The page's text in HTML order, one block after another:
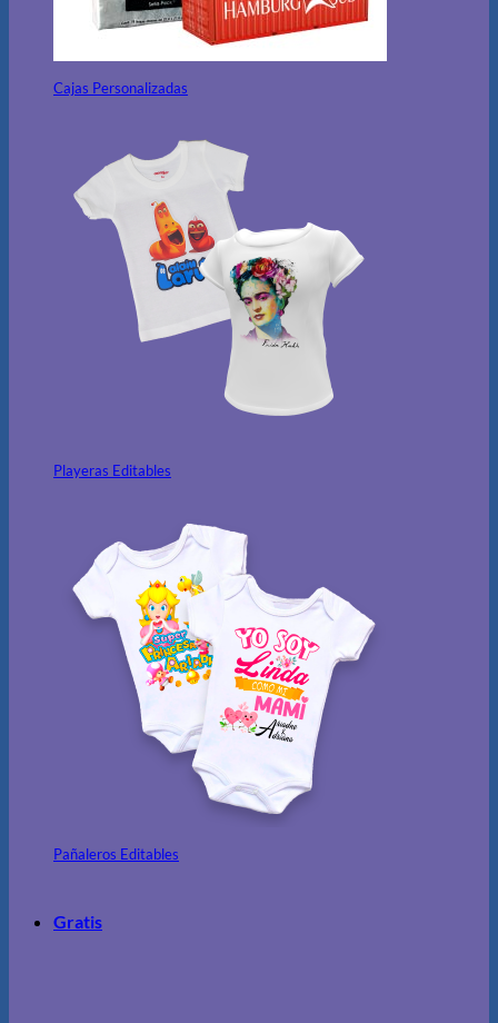
Cajas Personalizadas
Playeras Editables
Pañaleros Editables
Gratis